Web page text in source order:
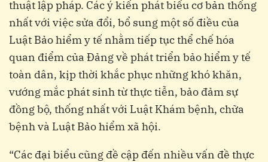
thuật lập pháp. Các ý kiến phát biểu cơ bản thống
nhất với việc sửa đổi, bổ sung một số điều của
Luật Bảo hiểm y tế nhằm tiếp tục thể chế hóa
quan điểm của Đảng về phát triển bảo hiểm y tế
toàn dân, kịp thời khắc phục những khó khăn,
vướng mắc phát sinh từ thực tiễn, bảo đảm sự
đồng bộ, thống nhất với Luật Khám bệnh, chữa
bệnh và Luật Bảo hiểm xã hội.
“Các đại biểu cũng đề cập đến nhiều vấn đề thực